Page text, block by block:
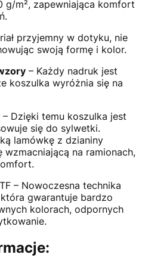
g/m², zapewniająca komfort
przyjemny w dotyku, nie
swoją formę i kolor.
– Każdy nadruk jest
koszulka wyróżnia się na
– Dzięki temu koszulka jest
się do sylwetki.
lamówkę z dzianiny
na ramionach,
– Nowoczesna technika
gwarantuje bardzo
kolorach, odpornych